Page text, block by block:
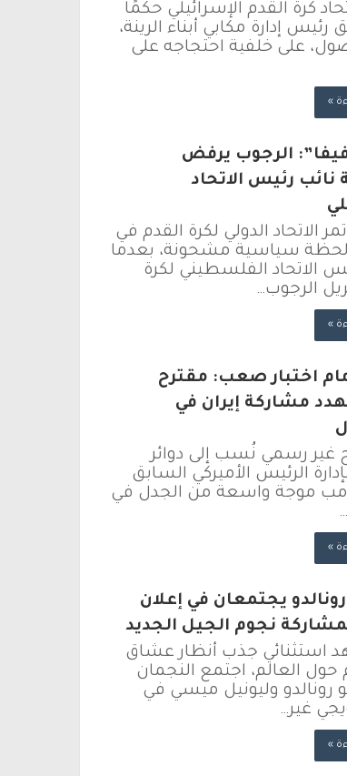
كرة القدم الإسرائيلي حكمًا
رئيس إدارة مكابي أبناء الرينة،
على خلفية احتجاجه على
»
الرجوب يرفض
رئيس الاتحاد
الاتحاد الدولي لكرة القدم في
لحظة سياسية مشحونة، بعدما
الاتحاد الفلسطيني لكرة
الرجوب…
»
اختبار صعب: مقترح
مشاركة إيران في
غير رسمي نُسب إلى دوائر
الرئيس الأميركي السابق
موجة واسعة من الجدل في
»
يجتمعان في إعلان
نجوم الجيل الجديد
استثنائي جذب أنظار عشاق
حول العالم، اجتمع النجمان
رونالدو وليونيل ميسي في
غير…
»